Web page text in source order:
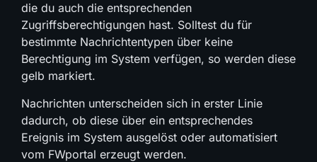
die du auch die entsprechenden
Zugriffsberechtigungen hast. Solltest du für
bestimmte Nachrichtentypen über keine
Berechtigung im System verfügen, so werden diese
gelb markiert.
Nachrichten unterscheiden sich in erster Linie
dadurch, ob diese über ein entsprechendes
Ereignis im System ausgelöst oder automatisiert
vom FWportal erzeugt werden.